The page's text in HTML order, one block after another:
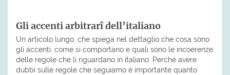
Gli accenti arbitrarî dell’italiano
Un articolo lungo, che spiega nel dettaglio che cosa sono
gli accenti, come si comportano e quali sono le incoerenze
delle regole che li riguardano in italiano. Perché avere
dubbi sulle regole che seguiamo è importante quanto